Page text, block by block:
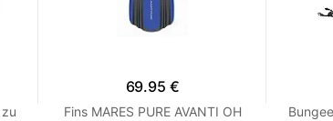
69.95 €
Fins MARES PURE AVANTI OH